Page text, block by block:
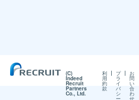
(C)
Indeed
Recruit
Partners
Co., Ltd.
利
用
約
款
プ
ラ
イ
バ
シ
ー
お
問
い
合
わ
せ